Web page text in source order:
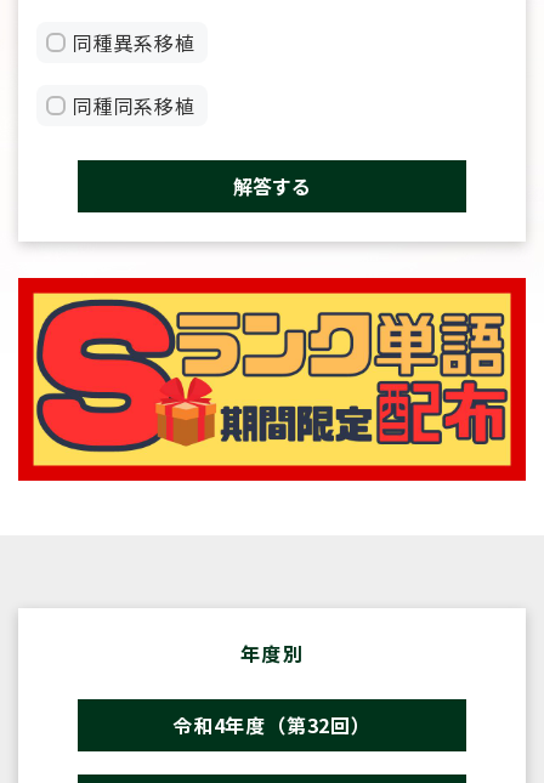
同種異系移植
同種同系移植
解答する
年度別
令和4年度（第32回）